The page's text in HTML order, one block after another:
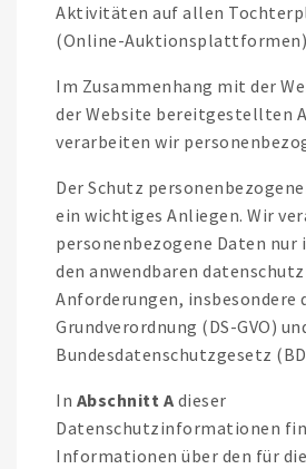
Aktivitäten auf allen
(Online-
Im Zusammenhang mit der
der Website bereitgestellten
verarbeiten wir
Der Schutz
ein wichtiges Anliegen. Wir
personenbezogene Daten
den anwendbaren
Anforderungen, insbesondere
Grundverordnung (DS-GVO)
Bundesdatenschutzgesetz
In Abschnitt A dieser
Datenschutzinformationen
Informationen über den für